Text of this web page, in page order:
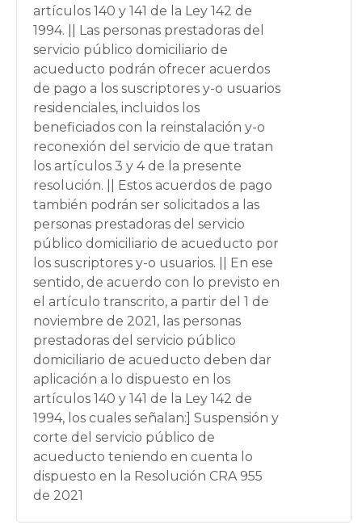
artículos 140 y 141 de la Ley 142 de
1994. || Las personas prestadoras del
servicio público domiciliario de
acueducto podrán ofrecer acuerdos
de pago a los suscriptores y-o usuarios
residenciales, incluidos los
beneficiados con la reinstalación y-o
reconexión del servicio de que tratan
los artículos 3 y 4 de la presente
resolución. || Estos acuerdos de pago
también podrán ser solicitados a las
personas prestadoras del servicio
público domiciliario de acueducto por
los suscriptores y-o usuarios. || En ese
sentido, de acuerdo con lo previsto en
el artículo transcrito, a partir del 1 de
noviembre de 2021, las personas
prestadoras del servicio público
domiciliario de acueducto deben dar
aplicación a lo dispuesto en los
artículos 140 y 141 de la Ley 142 de
1994, los cuales señalan:] Suspensión y
corte del servicio público de
acueducto teniendo en cuenta lo
dispuesto en la Resolución CRA 955
de 2021